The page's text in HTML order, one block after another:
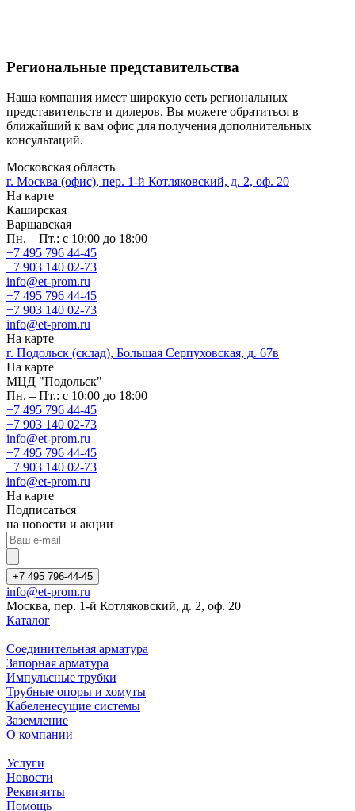
Региональные представительства
Наша компания имеет широкую сеть региональных
представительств и дилеров. Вы можете обратиться в
ближайший к вам офис для получения дополнительных
консультаций.
Московская область
г. Москва (офис), пер. 1-й Котляковский, д. 2, оф. 20
На карте
Каширская
Варшавская
Пн. – Пт.: с 10:00 до 18:00
+7 495 796 44-45
+7 903 140 02-73
info@et-prom.ru
+7 495 796 44-45
+7 903 140 02-73
info@et-prom.ru
На карте
г. Подольск (склад), Большая Серпуховская, д. 67в
На карте
МЦД "Подольск"
Пн. – Пт.: с 10:00 до 18:00
+7 495 796 44-45
+7 903 140 02-73
info@et-prom.ru
+7 495 796 44-45
+7 903 140 02-73
info@et-prom.ru
На карте
Подписаться
на новости и акции
+7 495 796-44-45
info@et-prom.ru
Москва, пер. 1-й Котляковский, д. 2, оф. 20
Каталог
Соединительная арматура
Запорная арматура
Импульсные трубки
Трубные опоры и хомуты
Кабеленесущие системы
Заземление
О компании
Услуги
Новости
Реквизиты
Помощь